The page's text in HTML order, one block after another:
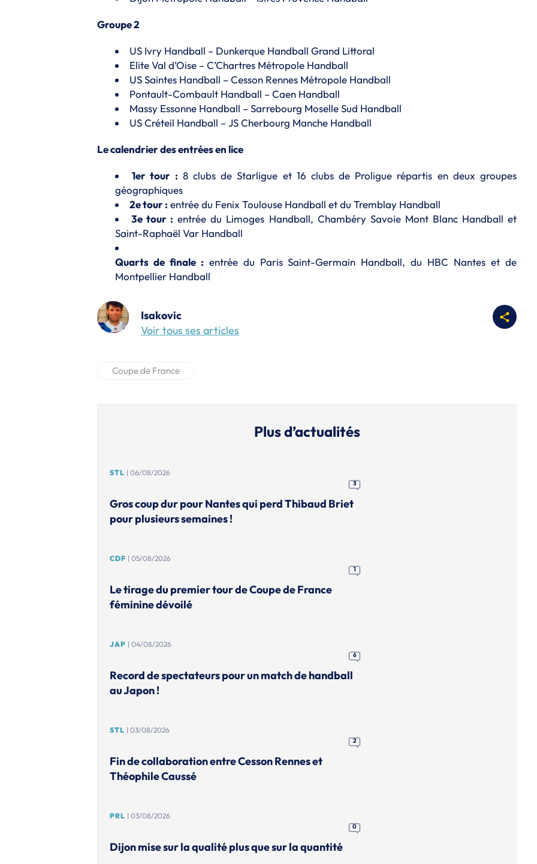
Groupe 2
US Ivry Handball – Dunkerque Handball Grand Littoral
Elite Val d’Oise – C’Chartres Métropole Handball
US Saintes Handball – Cesson Rennes Métropole Handball
Pontault-Combault Handball – Caen Handball
Massy Essonne Handball – Sarrebourg Moselle Sud Handball
US Créteil Handball – JS Cherbourg Manche Handball
Le calendrier des entrées en lice
1er tour : 8 clubs de Starligue et 16 clubs de Proligue répartis en deux groupes
géographiques
2e tour : entrée du Fenix Toulouse Handball et du Tremblay Handball
3e tour : entrée du Limoges Handball, Chambéry Savoie Mont Blanc Handball et
Saint-Raphaël Var Handball
Quarts de finale : entrée du Paris Saint-Germain Handball, du HBC Nantes et de
Montpellier Handball
Isakovic
Voir tous ses articles
Coupe de France
Plus d’actualités
STL | 06/08/2026
3
Gros coup dur pour Nantes qui perd Thibaud Briet
pour plusieurs semaines !
CDF | 05/08/2026
1
Le tirage du premier tour de Coupe de France
féminine dévoilé
JAP | 04/08/2026
6
Record de spectateurs pour un match de handball
au Japon !
STL | 03/08/2026
2
Fin de collaboration entre Cesson Rennes et
Théophile Caussé
PRL | 03/08/2026
0
Dijon mise sur la qualité plus que sur la quantité